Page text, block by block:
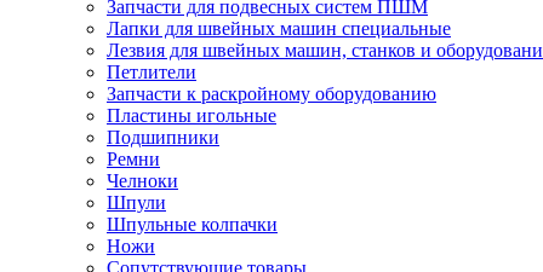
Запчасти для подвесных систем ПШМ
Лапки для швейных машин специальные
Лезвия для швейных машин, станков и
Петлители
Запчасти к раскройному оборудованию
Пластины игольные
Подшипники
Ремни
Челноки
Шпули
Шпульные колпачки
Ножи
Сопутствующие товары